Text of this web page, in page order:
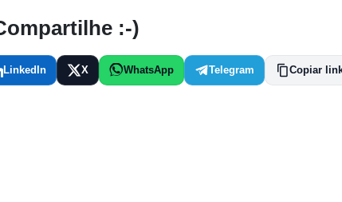
:-)
LinkedIn X WhatsApp Telegram Copiar